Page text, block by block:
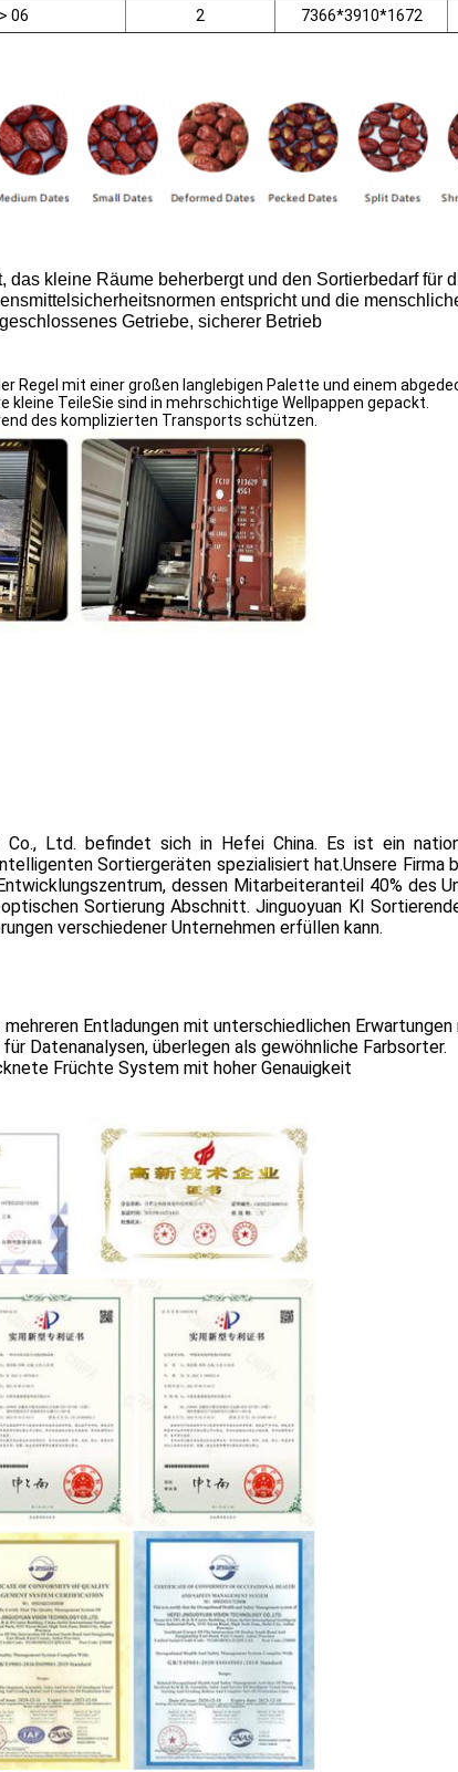
> 06
2 7366*3910*1672
das kleine Räume beherbergt und den Sortierbedarf für
entspricht und die
Getriebe, sicherer Betrieb
Regel mit einer großen langlebigen Palette und einem
TeileSie sind in mehrschichtige Wellpappen gepackt.
des komplizierten Transports schützen.
Co., Ltd. befindet sich in Hefei China. Es ist ein
Sortiergeräten spezialisiert hat.Unsere
dessen Mitarbeiteranteil 40% des
Sortierung Abschnitt. Jinguoyuan KI
verschiedener Unternehmen erfüllen kann.
Entladungen mit unterschiedlichen Erwartungen
Datenanalysen, überlegen als gewöhnliche Farbsorter.
Früchte System mit hoher Genauigkeit